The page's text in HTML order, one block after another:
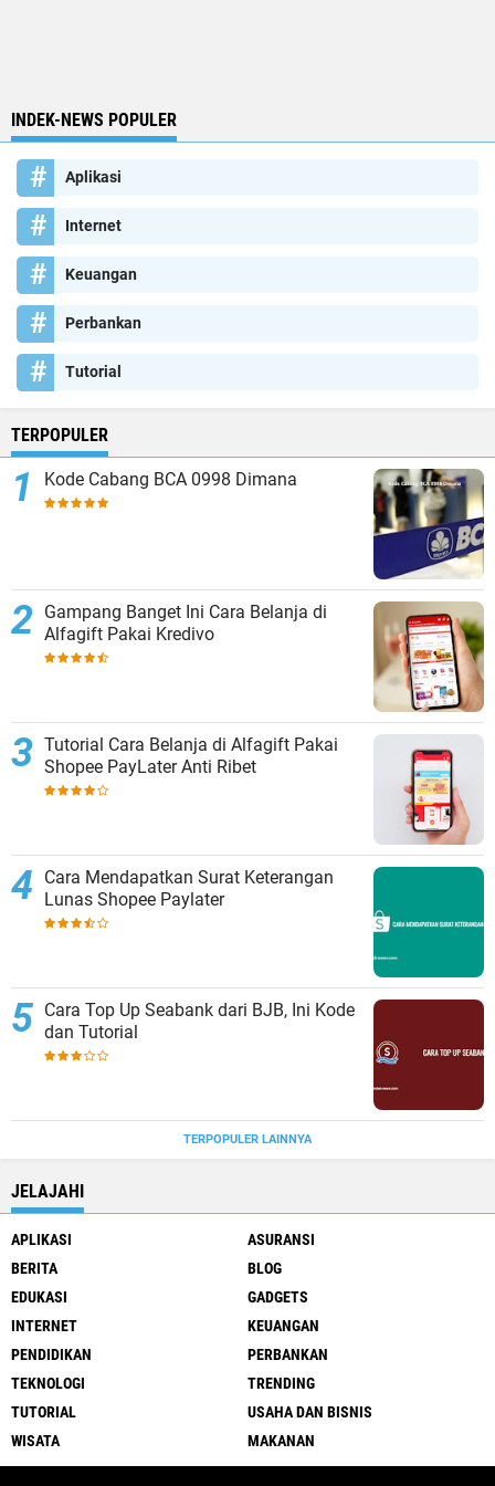
INDEK-NEWS POPULER
Aplikasi
Internet
Keuangan
Perbankan
Tutorial
TERPOPULER
Kode Cabang BCA 0998 Dimana
Gampang Banget Ini Cara Belanja di
Alfagift Pakai Kredivo
Tutorial Cara Belanja di Alfagift Pakai
Shopee PayLater Anti Ribet
Cara Mendapatkan Surat Keterangan
Lunas Shopee Paylater
Cara Top Up Seabank dari BJB, Ini Kode
dan Tutorial
TERPOPULER LAINNYA
JELAJAHI
APLIKASI
ASURANSI
BERITA
BLOG
EDUKASI
GADGETS
INTERNET
KEUANGAN
PENDIDIKAN
PERBANKAN
TEKNOLOGI
TRENDING
TUTORIAL
USAHA DAN BISNIS
WISATA
MAKANAN